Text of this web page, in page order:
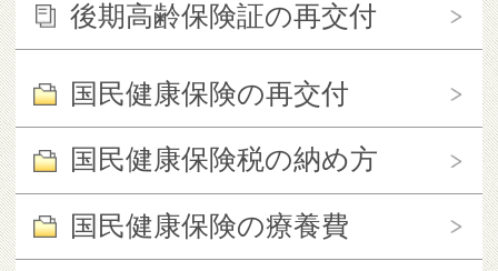
後期高齢保険証の再交付
国民健康保険の再交付
国民健康保険税の納め方
国民健康保険の療養費